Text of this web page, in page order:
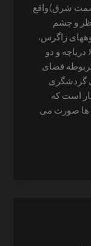
(غرب به سمت شرق)واقع
و چشم
زاگرس،
البرز و هیمالیا است ایجاد شده و هم چنین ۶ دریاچه و دو
فضای
گردشگری
است که
ها صورت می